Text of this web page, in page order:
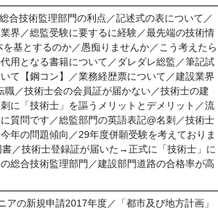
合技術監理部門の利点／記述式の表について／
界／総監受験に要するに経験／最先端の技術情
基とするのか／愚痴りませんか／こう考えたら
用となる書籍について／ダレダレ総監／筆記試
て【鋼コン】／業務経歴票について／建設業界
／技術士会の会員証が届かない／技術士の建
に「技術士」を謳うメリットとデメリット／流
質問です／総監部門の英語表記@名刺／技術士
年の問題傾向／29年度併願受験を考えておりま
／技術士登録証が届いた→正式に「技術士」に
総合技術監理部門／建設部門道路の合格率が高
の新規申請2017年度／「都市及び地方計画」